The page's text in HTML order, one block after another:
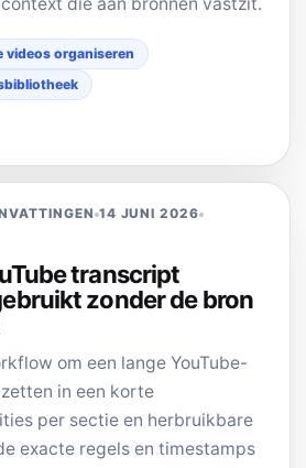
videos organiseren
14 JUNI 2026
transcript
zonder de bron
om een lange YouTube-
in een korte
per sectie en herbruikbare
exacte regels en timestamps